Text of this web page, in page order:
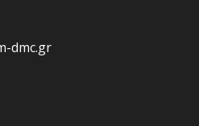
dmc.gr